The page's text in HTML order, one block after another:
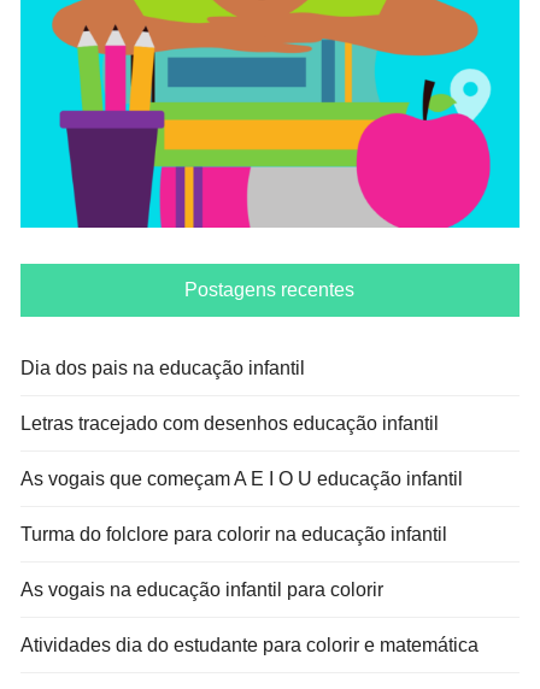
Postagens recentes
Dia dos pais na educação infantil
Letras tracejado com desenhos educação infantil
As vogais que começam A E I O U educação infantil
Turma do folclore para colorir na educação infantil
As vogais na educação infantil para colorir
Atividades dia do estudante para colorir e matemática